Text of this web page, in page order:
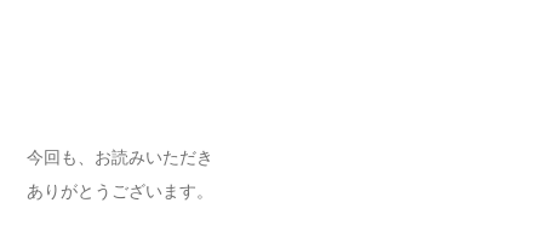
今回も、お読みいただき
ありがとうございます。